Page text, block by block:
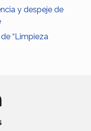
y despeje de
“Limpieza